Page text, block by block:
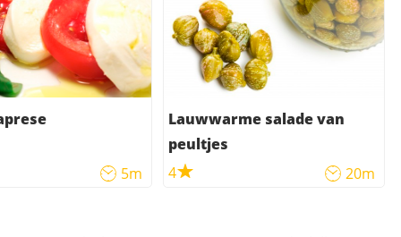
5m
Lauwwarme salade van
peultjes
4
20m